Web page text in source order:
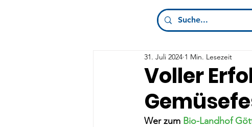
Voller
31. Juli 2024 1 Min. Lesezeit
Wer zum Bio-Landhof